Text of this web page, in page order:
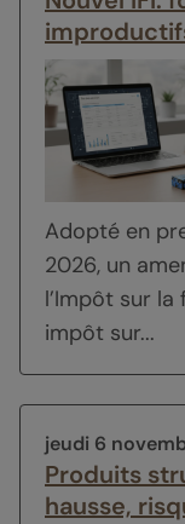
Adopté en
2026, un
l’Impôt sur
impôt sur...
jeudi 6
Produits
hausse,